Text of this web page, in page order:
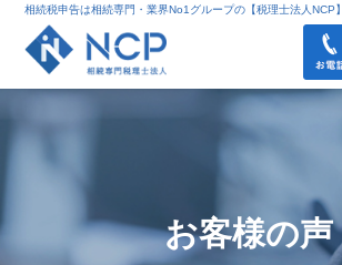
相続税申告は相続専門・業界No1グループの【税理士法人NCP】
お客様の声